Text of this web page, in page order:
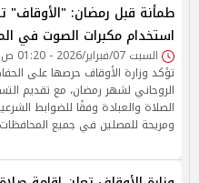
طمأنة قبل رمضان: "الأوقاف"
استخدام مكبرات الصوت في
السبت 07/فبراير/2026 - 01:20 ص
تؤكد وزارة الأوقاف حرصها على
الروحاني لشهر رمضان، مع تقديم
الصلاة والعبادة وفقًا للضوابط
ومريحة للمصلين في جميع المحافظات